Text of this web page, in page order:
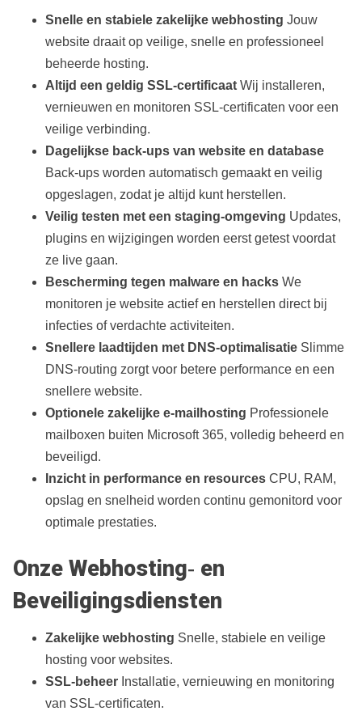
Snelle en stabiele zakelijke webhosting Jouw
website draait op veilige, snelle en professioneel
beheerde hosting.
Altijd een geldig SSL‑certificaat Wij installeren,
vernieuwen en monitoren SSL‑certificaten voor een
veilige verbinding.
Dagelijkse back‑ups van website en database
Back‑ups worden automatisch gemaakt en veilig
opgeslagen, zodat je altijd kunt herstellen.
Veilig testen met een staging‑omgeving Updates,
plugins en wijzigingen worden eerst getest voordat
ze live gaan.
Bescherming tegen malware en hacks We
monitoren je website actief en herstellen direct bij
infecties of verdachte activiteiten.
Snellere laadtijden met DNS‑optimalisatie Slimme
DNS‑routing zorgt voor betere performance en een
snellere website.
Optionele zakelijke e‑mailhosting Professionele
mailboxen buiten Microsoft 365, volledig beheerd en
beveiligd.
Inzicht in performance en resources CPU, RAM,
opslag en snelheid worden continu gemonitord voor
optimale prestaties.
Onze Webhosting‑ en
Beveiligingsdiensten
Zakelijke webhosting Snelle, stabiele en veilige
hosting voor websites.
SSL‑beheer Installatie, vernieuwing en monitoring
van SSL‑certificaten.